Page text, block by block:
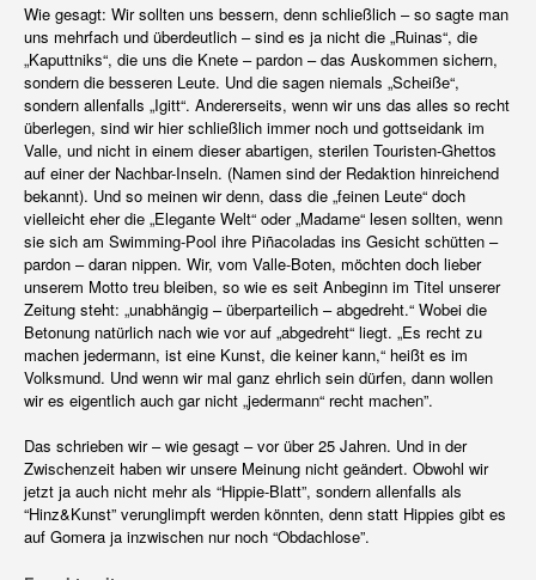
Wie gesagt: Wir sollten uns bessern, denn schließlich – so sagte man
uns mehrfach und überdeutlich – sind es ja nicht die „Ruinas“, die
„Kaputtniks“, die uns die Knete – pardon – das Auskommen sichern,
sondern die besseren Leute. Und die sagen niemals „Scheiße“,
sondern allenfalls „Igitt“. Andererseits, wenn wir uns das alles so recht
überlegen, sind wir hier schließlich immer noch und gottseidank im
Valle, und nicht in einem dieser abartigen, sterilen Touristen-Ghettos
auf einer der Nachbar-Inseln. (Namen sind der Redaktion hinreichend
bekannt). Und so meinen wir denn, dass die „feinen Leute“ doch
vielleicht eher die „Elegante Welt“ oder „Madame“ lesen sollten, wenn
sie sich am Swimming-Pool ihre Piñacoladas ins Gesicht schütten –
pardon – daran nippen. Wir, vom Valle-Boten, möchten doch lieber
unserem Motto treu bleiben, so wie es seit Anbeginn im Titel unserer
Zeitung steht: „unabhängig – überparteilich – abgedreht.“ Wobei die
Betonung natürlich nach wie vor auf „abgedreht“ liegt. „Es recht zu
machen jedermann, ist eine Kunst, die keiner kann,“ heißt es im
Volksmund. Und wenn wir mal ganz ehrlich sein dürfen, dann wollen
wir es eigentlich auch gar nicht „jedermann“ recht machen”.
Das schrieben wir – wie gesagt – vor über 25 Jahren. Und in der
Zwischenzeit haben wir unsere Meinung nicht geändert. Obwohl wir
jetzt ja auch nicht mehr als “Hippie-Blatt”, sondern allenfalls als
“Hinz&Kunst” verunglimpft werden könnten, denn statt Hippies gibt es
auf Gomera ja inzwischen nur noch “Obdachlose”.